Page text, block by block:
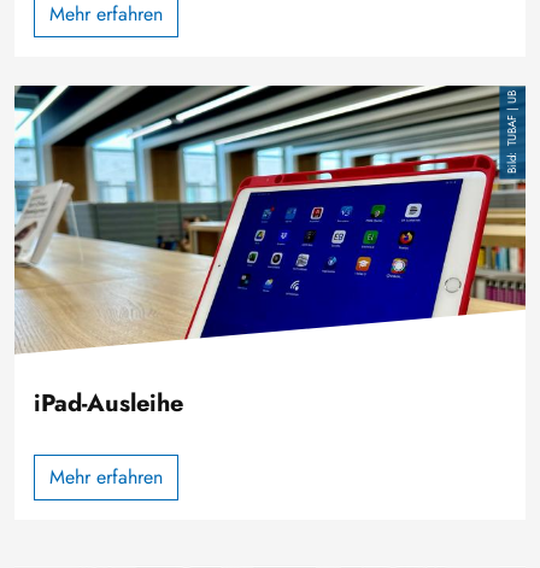
Mehr erfahren
Bild TUBAF | UB
iPad-Ausleihe
Mehr erfahren